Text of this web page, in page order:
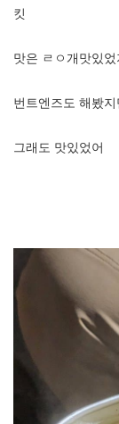
킷
맛은 ㄹㅇ개맛있
번트엔즈도 해봤
그래도 맛있었어